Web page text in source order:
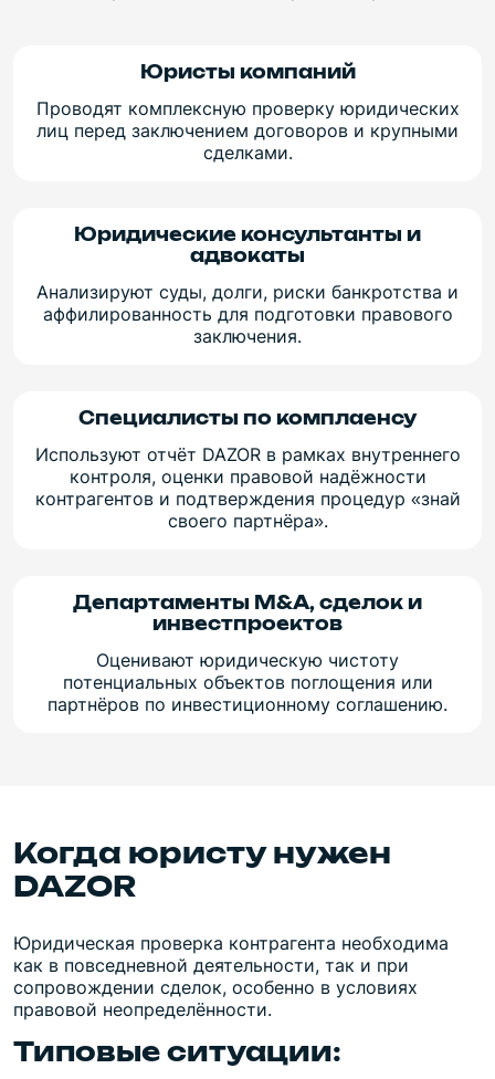
Юристы компаний
Проводят комплексную проверку юридических
лиц перед заключением договоров и крупными
сделками.
Юридические консультанты и
адвокаты
Анализируют суды, долги, риски банкротства и
аффилированность для подготовки правового
заключения.
Специалисты по комплаенсу
Используют отчёт DAZOR в рамках внутреннего
контроля, оценки правовой надёжности
контрагентов и подтверждения процедур «знай
своего партнёра».
Департаменты M&A, сделок и
инвестпроектов
Оценивают юридическую чистоту
потенциальных объектов поглощения или
партнёров по инвестиционному соглашению.
Когда юристу нужен
DAZOR
Юридическая проверка контрагента необходима
как в повседневной деятельности, так и при
сопровождении сделок, особенно в условиях
правовой неопределённости.
Типовые ситуации: